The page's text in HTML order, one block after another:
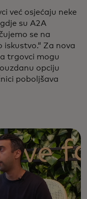
već osjećaju neke
su A2A
se na
Za nova
trgovci mogu
opciju
poboljšava